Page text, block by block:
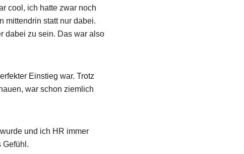
cool, ich hatte zwar noch
mittendrin statt nur dabei.
dabei zu sein. Das war also
Einstieg war. Trotz
war schon ziemlich
und ich HR immer
Gefühl.